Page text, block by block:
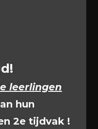
leerlingen
hun
2e tijdvak !